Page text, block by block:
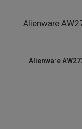
Alienware